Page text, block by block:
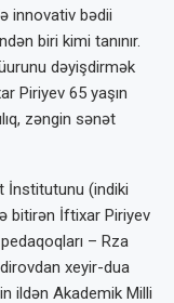
innovativ bədii
biri kimi tanınır.
dəyişdirmək
Piriyev 65 yaşın
zəngin sənət
İnstitutunu (indiki
bitirən İftixar Piriyev
– Rza
xeyir-dua
ildən Akademik Milli